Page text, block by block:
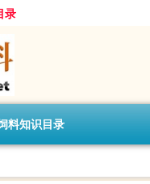
录
料知识目录